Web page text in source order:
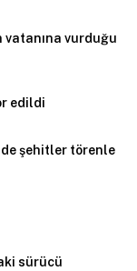
vatanına vurduğu
edildi
şehitler törenle
sürücü